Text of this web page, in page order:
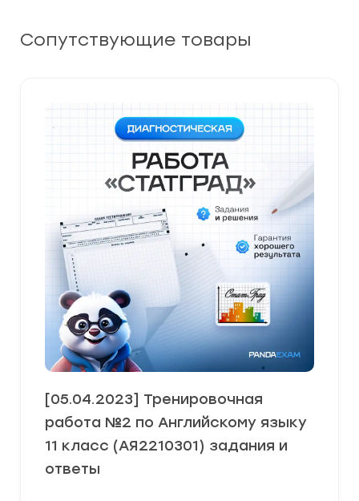
Сопутствующие товары
[05.04.2023] Тренировочная
работа №2 по Английскому языку
11 класс (АЯ2210301) задания и
ответы